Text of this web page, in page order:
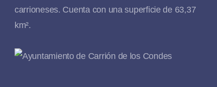
carrioneses. Cuenta con una superficie de 63,37
km².